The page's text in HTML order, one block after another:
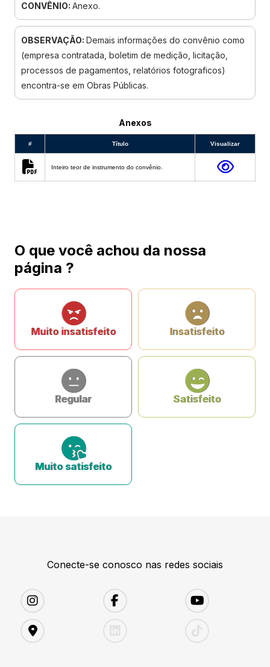
CONVÊNIO: Anexo.
OBSERVAÇÃO: Demais informações do convênio como
(empresa contratada, boletim de medição, licitação,
processos de pagamentos, relatórios fotograficos)
encontra-se em Obras Públicas.
Anexos
# Título Visualizar
Inteiro teor de instrumento do convênio.
O que você achou da nossa
página ?
Muito insatisfeito Insatisfeito
Regular Satisfeito
Muito satisfeito
Conecte-se conosco nas redes sociais